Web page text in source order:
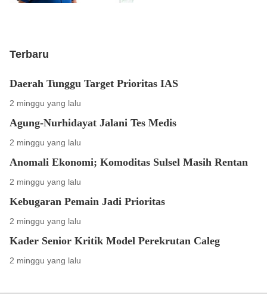
Terbaru
Daerah Tunggu Target Prioritas IAS
2 minggu yang lalu
Agung-Nurhidayat Jalani Tes Medis
2 minggu yang lalu
Anomali Ekonomi; Komoditas Sulsel Masih Rentan
2 minggu yang lalu
Kebugaran Pemain Jadi Prioritas
2 minggu yang lalu
Kader Senior Kritik Model Perekrutan Caleg
2 minggu yang lalu